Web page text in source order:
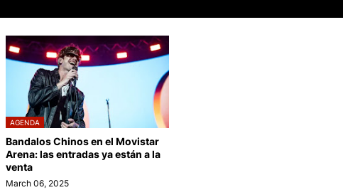
AGENDA
Bandalos Chinos en el Movistar
Arena: las entradas ya están a la
venta
March 06, 2025